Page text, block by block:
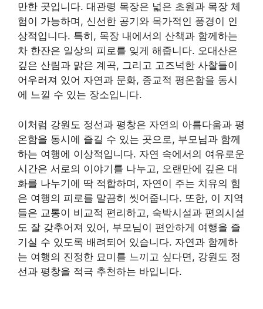
만한 곳입니다. 대관령 목장은 넓은 초원과 목장 체
험이 가능하며, 신선한 공기와 목가적인 풍경이 인
상적입니다. 특히, 목장 내에서의 산책과 함께하는
차 한잔은 일상의 피로를 잊게 해줍니다. 오대산은
깊은 산림과 맑은 계곡, 그리고 고즈넉한 사찰들이
어우러져 있어 자연과 문화, 종교적 평온함을 동시
에 느낄 수 있는 장소입니다.
이처럼 강원도 정선과 평창은 자연의 아름다움과 평
온함을 동시에 즐길 수 있는 곳으로, 부모님과 함께
하는 여행에 이상적입니다. 자연 속에서의 여유로운
시간은 서로의 이야기를 나누고, 오랜만에 깊은 대
화를 나누기에 딱 적합하며, 자연이 주는 치유의 힘
은 여행의 피로를 말끔히 씻어줍니다. 또한, 이 지역
들은 교통이 비교적 편리하고, 숙박시설과 편의시설
도 잘 갖추어져 있어, 부모님이 편안하게 여행을 즐
기실 수 있도록 배려되어 있습니다. 자연과 함께하
는 여행의 진정한 묘미를 느끼고 싶다면, 강원도 정
선과 평창을 적극 추천하는 바입니다.